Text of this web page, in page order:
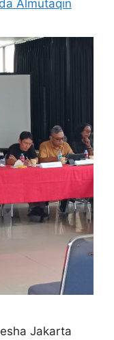
Almutaqin
Jakarta